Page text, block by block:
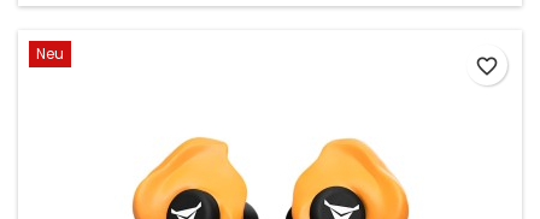
Neu
favorite_border